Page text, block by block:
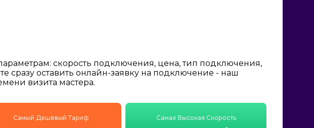
скорость подключения, цена, тип подключения,
сразу оставить онлайн-заявку на подключение - наш
визита мастера.
Самый Дешёвый Тариф Самая Высокая Скорость